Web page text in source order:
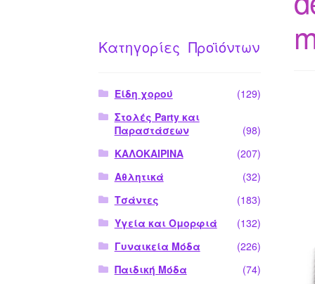
Κατηγορίες Προϊόντων
Είδη χορού
(129)
Στολές Party και
Παραστάσεων
(98)
ΚΑΛΟΚΑΙΡΙΝΑ
(207)
Αθλητικά
(32)
Τσάντες
(183)
Υγεία και Ομορφιά
(132)
Γυναικεία Μόδα
(226)
Παιδική Μόδα
(74)